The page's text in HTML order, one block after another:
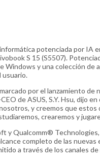
potenciada por IA
S 15 (S5507).
Windows y una colección de
usuario.
por el lanzamiento
de ASUS, S.Y. Hsu, dijo
y creemos que
crearemos y
y Qualcomm®
completo de las
a través de los canales